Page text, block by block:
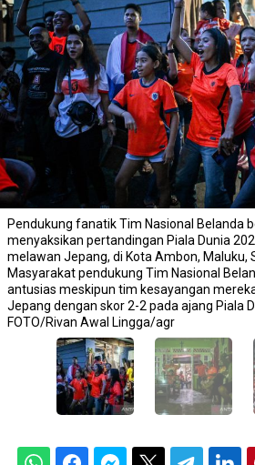
Pendukung fanatik Tim Nasional Belanda
menyaksikan pertandingan Piala Dunia
melawan Jepang, di Kota Ambon, Maluku,
Masyarakat pendukung Tim Nasional
antusias meskipun tim kesayangan
Jepang dengan skor 2-2 pada ajang Piala
FOTO/Rivan Awal Lingga/agr